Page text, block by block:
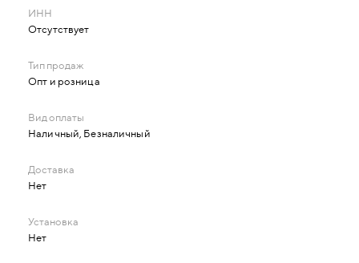
Отсутствует
Опт и розница
Наличный, Безналичный
Нет
Нет